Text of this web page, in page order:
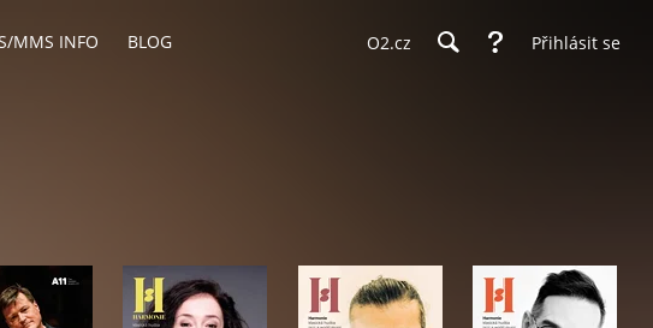
MMS INFO BLOG O2.cz Přihlásit se